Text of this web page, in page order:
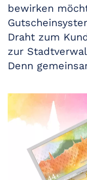
bewirken
Draht zum
zur
Denn